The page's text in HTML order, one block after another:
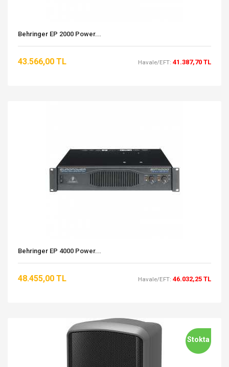
Behringer EP 2000 Power...
43.566,00 TL Havale/EFT: 41.387,70 TL
Behringer EP 4000 Power...
48.455,00 TL Havale/EFT: 46.032,25 TL
Stokta